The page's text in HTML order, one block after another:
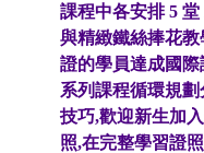
課程中各安排 5
與精緻鐵絲捧花
證的學員達成國際
系列課程循環規
技巧,歡迎新生加
照,在完整學習證